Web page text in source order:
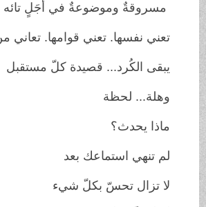
مسروقةٌ وموضوعةٌ في أجَلٍ تائه
تعني نفسها. تعني قوامها. تعاني من
يبقى الكُرد... قصيدة كلّ مستقبل
وهلة... لحظة
ماذا يحدث؟
لم تنهي استماعك بعد
لا تزال تحسّ بكلّ شيء